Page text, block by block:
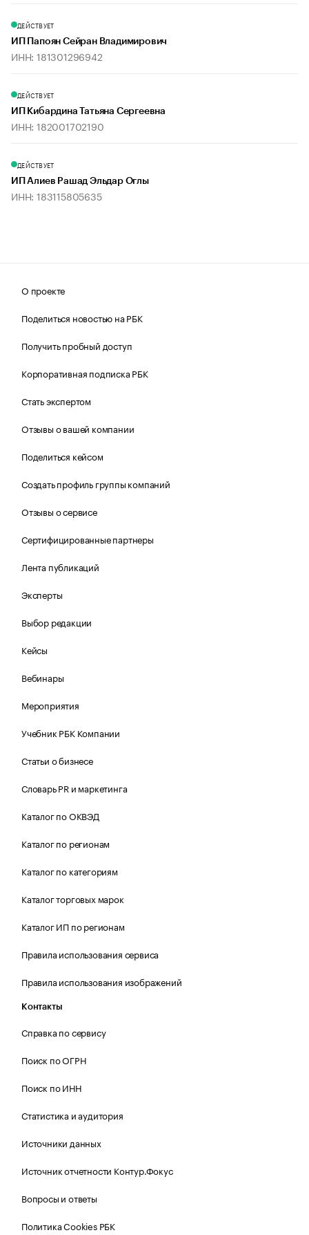
ДЕЙСТВУЕТ
ИП Папоян Сейран Владимирович
ИНН: 181301296942
ДЕЙСТВУЕТ
ИП Кибардина Татьяна Сергеевна
ИНН: 182001702190
ДЕЙСТВУЕТ
ИП Алиев Рашад Эльдар Оглы
ИНН: 183115805635
О проекте
Поделиться новостью на РБК
Получить пробный доступ
Корпоративная подписка РБК
Стать экспертом
Отзывы о вашей компании
Поделиться кейсом
Создать профиль группы компаний
Отзывы о сервисе
Сертифицированные партнеры
Лента публикаций
Эксперты
Выбор редакции
Кейсы
Вебинары
Мероприятия
Учебник РБК Компании
Статьи о бизнесе
Словарь PR и маркетинга
Каталог по ОКВЭД
Каталог по регионам
Каталог по категориям
Каталог торговых марок
Каталог ИП по регионам
Правила использования сервиса
Правила использования изображений
Контакты
Справка по сервису
Поиск по ОГРН
Поиск по ИНН
Статистика и аудитория
Источники данных
Источник отчетности Контур.Фокус
Вопросы и ответы
Политика Cookies РБК